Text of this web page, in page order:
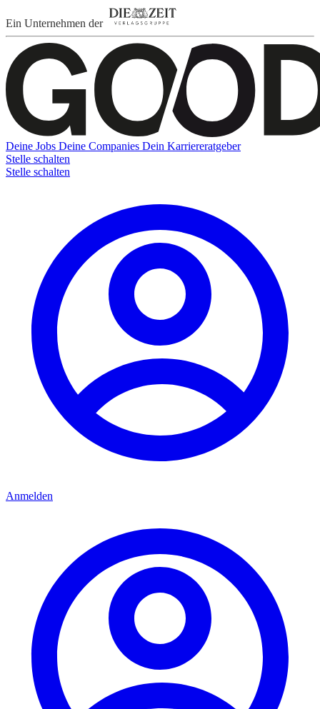
Ein Unternehmen der
Deine Jobs Deine Companies Dein Karriereratgeber
Stelle schalten
Stelle schalten
Anmelden